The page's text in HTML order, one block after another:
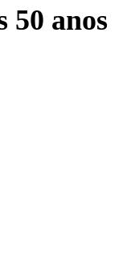
50 anos